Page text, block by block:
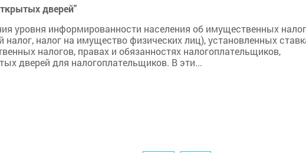
дверей"
уровня информированности населения об имущественных
налог на имущество физических лиц), установленных
налогов, правах и обязанностях налогоплательщиков,
дверей для налогоплательщиков. В эти...